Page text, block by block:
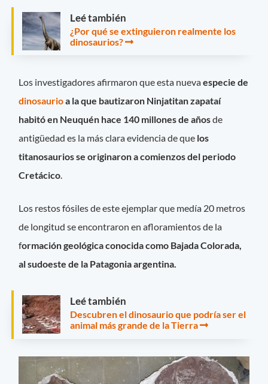
Leé también
¿Por qué se extinguieron realmente los
dinosaurios?
Los investigadores afirmaron que esta nuevaespecie de
dinosaurioa la que bautizaron Ninjatitan zapataí
habitó en Neuquén hace 140 millones de añosde
antigüedad es la más clara evidencia de que los
titanosaurios se originaron a comienzos del periodo
Cretácico.
Los restos fósiles de este ejemplar que medía 20 metros
de longitud se encontraron en afloramientos de la
formación geológica conocida como Bajada Colorada,
al sudoeste de la Patagonia argentina.
Leé también
Descubren el dinosaurio que podría ser el
animal más grande de la Tierra